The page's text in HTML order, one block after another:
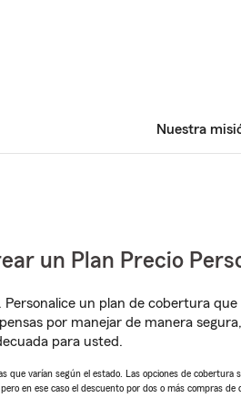
Nuestra
un Plan Precio
un plan de cobertura
por manejar de manera
para usted.
que varían según el estado. Las opciones de
en ese caso el descuento por dos o más compras